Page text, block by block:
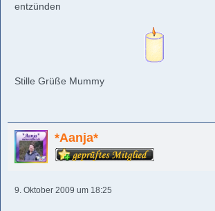
entzünden
Stille Grüße Mummy
*Aanja*
9. Oktober 2009 um 18:25